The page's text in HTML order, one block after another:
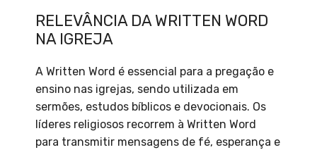
RELEVÂNCIA DA WRITTEN WORD
NA IGREJA
A Written Word é essencial para a pregação e
ensino nas igrejas, sendo utilizada em
sermões, estudos bíblicos e devocionais. Os
líderes religiosos recorrem à Written Word
para transmitir mensagens de fé, esperança e